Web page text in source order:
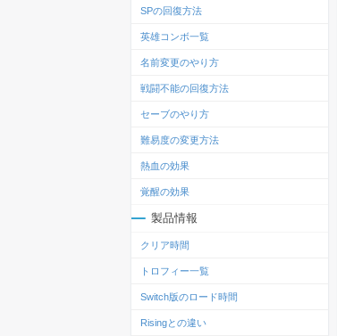
SPの回復方法
英雄コンボ一覧
名前変更のやり方
戦闘不能の回復方法
セーブのやり方
難易度の変更方法
熱血の効果
覚醒の効果
製品情報
クリア時間
トロフィー一覧
Switch版のロード時間
Risingとの違い